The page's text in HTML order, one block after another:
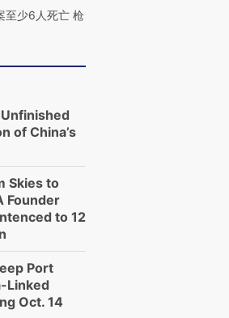
争将教
机”？难民潮撕裂西班牙
飞地休达
找100种
·第三对
【商旅对话】华住集团
CFO：不靠规模取胜，华
至少6人死亡 枪
of China’s
Skies to
Founder
to 12
Port
Linked
Oct. 14